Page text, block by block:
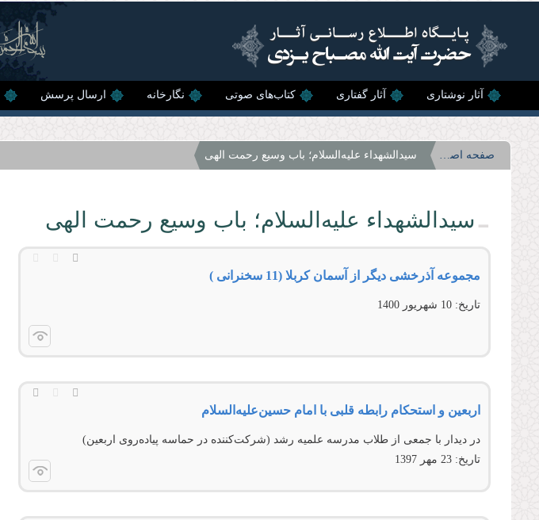
آثار نوشتاری آثار گفتاری کتاب‌های صوتی نگارخانه ارسال پرسش
صفحه اصلی سیدالشهدا‌ء علیه‌السلام؛ باب وسیع رحمت الهی
سیدالشهدا‌ء علیه‌السلام؛ باب وسیع رحمت الهی
مجموعه آذرخشى دیگر از آسمان كربلا (11 سخنرانی )
تاریخ: 10 شهريور 1400
اربعین و استحکام رابطه قلبی با امام حسین‌علیه‌السلام
در دیدار با جمعی از طلاب مدرسه علمیه رشد (شرکت‌کننده در حماسه پیاده‌روی اربعین)
تاریخ: 23 مهر 1397